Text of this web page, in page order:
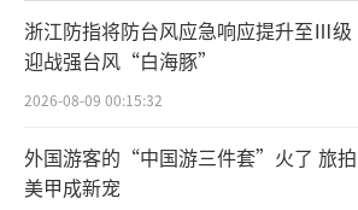
浙江防指将防台风应急响应提升至Ⅲ级
迎战强台风“白海豚”
2026-08-09 00:15:32
外国游客的“中国游三件套”火了 旅拍
美甲成新宠